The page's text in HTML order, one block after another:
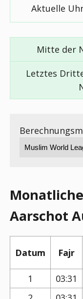
Aktuelle
Mitte der
Letztes
Aarschot
Datum Fajr
1
03:31